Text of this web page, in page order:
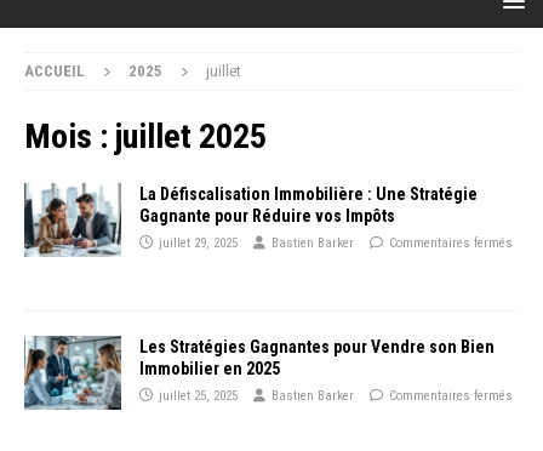
ACCUEIL 2025 juillet
Mois : juillet 2025
La Défiscalisation Immobilière : Une Stratégie
Gagnante pour Réduire vos Impôts
juillet 29, 2025 Bastien Barker Commentaires fermés
Les Stratégies Gagnantes pour Vendre son Bien
Immobilier en 2025
juillet 25, 2025 Bastien Barker Commentaires fermés